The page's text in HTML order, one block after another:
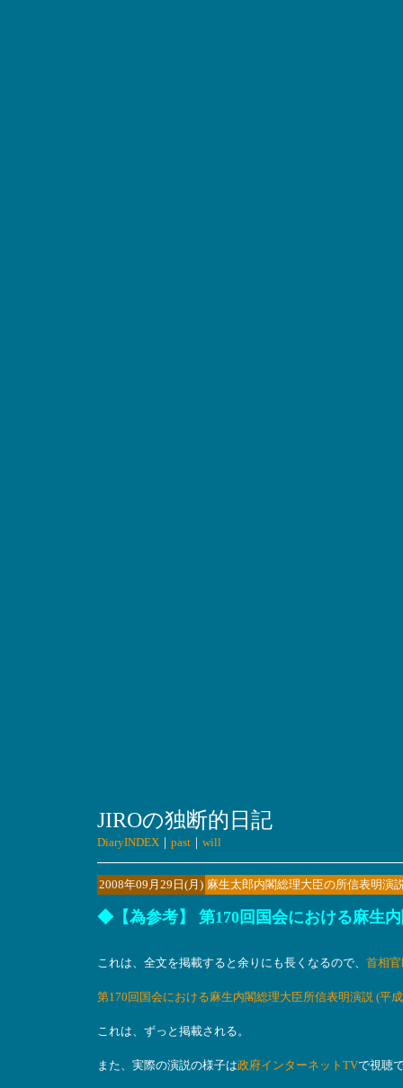
JIROの独断的日記
DiaryINDEX｜ past｜ will
2008年09月29日(月) 麻生太郎内閣総理大臣の所信表明演
◆【為参考】 第170回国会における麻生
これは、全文を掲載すると余りにも長くなるので、 首相
第170回国会における麻生内閣総理大臣所信表明演説 (平
これは、ずっと掲載される。
また、実際の演説の様子は政府インターネットTVで視聴